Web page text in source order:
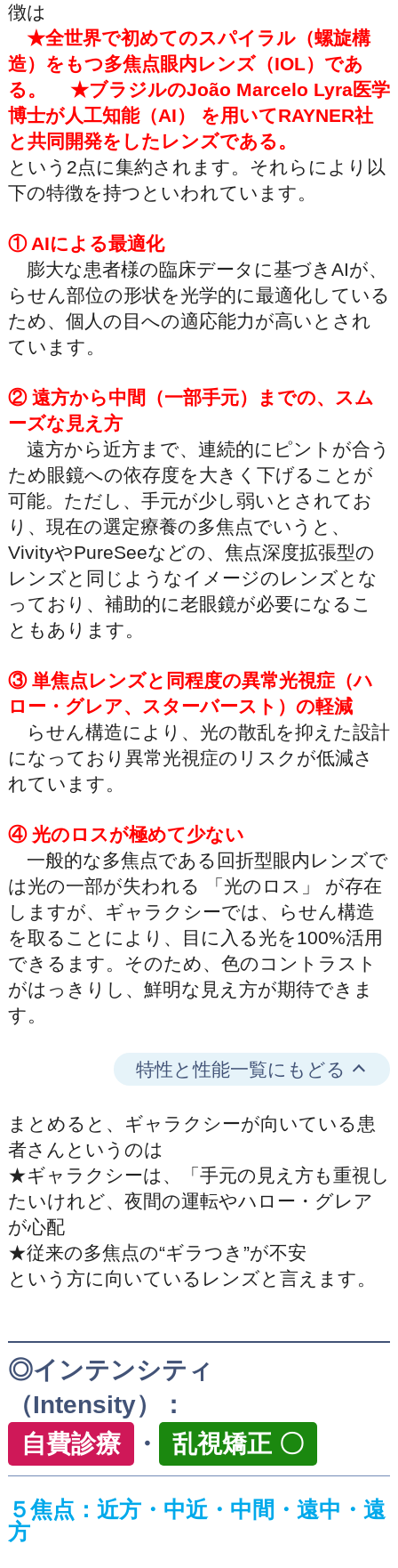
徴は
★全世界で初めてのスパイラル（螺旋構
造）をもつ多焦点眼内レンズ（IOL）であ
る。 ★ブラジルのJoão Marcelo Lyra医学
博士が人工知能（AI） を用いてRAYNER社
と共同開発をしたレンズである。
という2点に集約されます。それらにより以
下の特徴を持つといわれています。
① AIによる最適化
膨大な患者様の臨床データに基づきAIが、
らせん部位の形状を光学的に最適化している
ため、個人の目への適応能力が高いとされ
ています。
② 遠方から中間（一部手元）までの、スム
ーズな見え方
遠方から近方まで、連続的にピントが合う
ため眼鏡への依存度を大きく下げることが
可能。ただし、手元が少し弱いとされてお
り、現在の選定療養の多焦点でいうと、
VivityやPureSeeなどの、焦点深度拡張型の
レンズと同じようなイメージのレンズとな
っており、補助的に老眼鏡が必要になるこ
ともあります。
③ 単焦点レンズと同程度の異常光視症（ハ
ロー・グレア、スターバースト）の軽減
らせん構造により、光の散乱を抑えた設計
になっており異常光視症のリスクが低減さ
れています。
④ 光のロスが極めて少ない
一般的な多焦点である回折型眼内レンズで
は光の一部が失われる 「光のロス」 が存在
しますが、ギャラクシーでは、らせん構造
を取ることにより、目に入る光を100%活用
できるます。そのため、色のコントラスト
がはっきりし、鮮明な見え方が期待できま
す。
特性と性能一覧にもどる
まとめると、ギャラクシーが向いている患
者さんというのは
★ギャラクシーは、「手元の見え方も重視し
たいけれど、夜間の運転やハロー・グレア
が心配
★従来の多焦点の“ギラつき”が不安
という方に向いているレンズと言えます。
◎インテンシティ
（Intensity）：
自費診療
・ 乱視矯正 〇
５焦点：近方・中近・中間・遠中・遠
方